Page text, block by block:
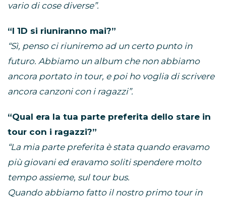
vario di cose diverse”.
“I 1D si riuniranno mai?”
“Sì, penso ci riuniremo ad un certo punto in
futuro. Abbiamo un album che non abbiamo
ancora portato in tour, e poi ho voglia di scrivere
ancora canzoni con i ragazzi”.
“Qual era la tua parte preferita dello stare in
tour con i ragazzi?”
“La mia parte preferita è stata quando eravamo
più giovani ed eravamo soliti spendere molto
tempo assieme, sul tour bus.
Quando abbiamo fatto il nostro primo tour in